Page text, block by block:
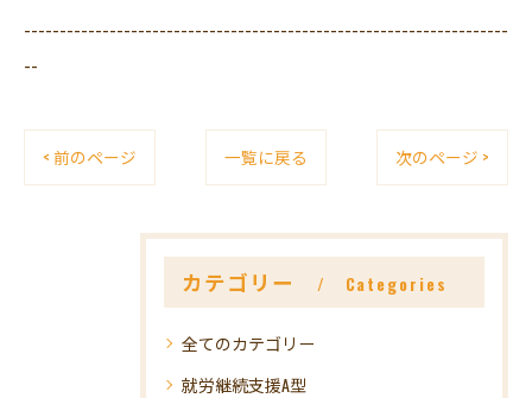
--------------------------------------------------------------------
--
< 前のページ 一覧に戻る 次のページ >
カテゴリー Categories
全てのカテゴリー
就労継続支援A型